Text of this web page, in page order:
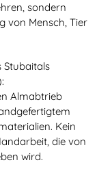
sondern
von Mensch, Tier
Stubaitals
Almabtrieb
Kein
die von
wird.